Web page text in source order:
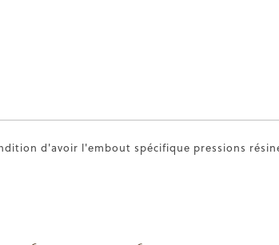
d'avoir l'embout spécifique pressions